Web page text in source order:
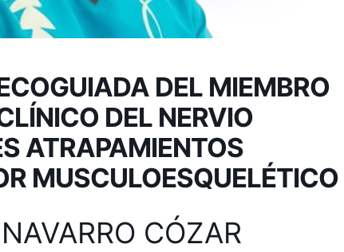
DEL MIEMBRO
DEL NERVIO
ATRAPAMIENTOS
MUSCULOESQUELÉTICO
CÓZAR